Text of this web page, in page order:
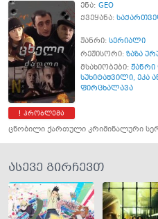
პრობლემა
ენა: GEO
ქვეყანა:
ჟანრი: სერიალი
რეჟისორი: ზაზა
მსახიობები:
სუხიტაშვილი, ეკა
ფირცხალავა
ცნობილი ქართული კრიმინალური
ასევე გირჩევთ